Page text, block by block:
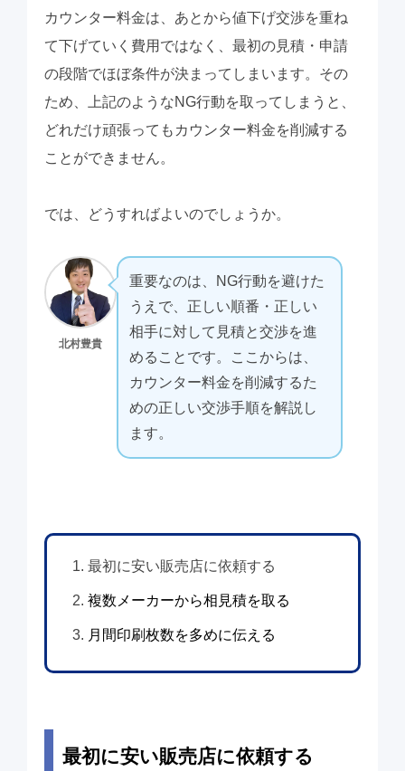
カウンター料金は、あとから値下げ交渉を重ね
て下げていく費用ではなく、最初の見積・申請
の段階でほぼ条件が決まってしまいます。その
ため、上記のようなNG行動を取ってしまうと、
どれだけ頑張ってもカウンター料金を削減する
ことができません。
では、どうすればよいのでしょうか。
北村豊貴
重要なのは、NG行動を避けた
うえで、正しい順番・正しい
相手に対して見積と交渉を進
めることです。ここからは、
カウンター料金を削減するた
めの正しい交渉手順を解説し
ます。
最初に安い販売店に依頼する
複数メーカーから相見積を取る
月間印刷枚数を多めに伝える
最初に安い販売店に依頼する